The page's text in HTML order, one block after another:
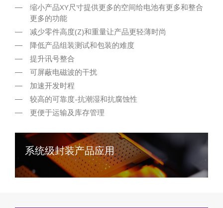
缩小产品XY尺寸提供更多的空间给电池有更多和整合
更多的功能
减少零件高度(Z)和重量让产品更轻薄时尚
降低产品组装测试和包装的难度
提升讯号整合
可屏蔽电磁波的干扰
加速开发时程
较高的可靠度-抗潮湿和抗腐蚀性
更便于运输及库存管理
系统级封装产品应用